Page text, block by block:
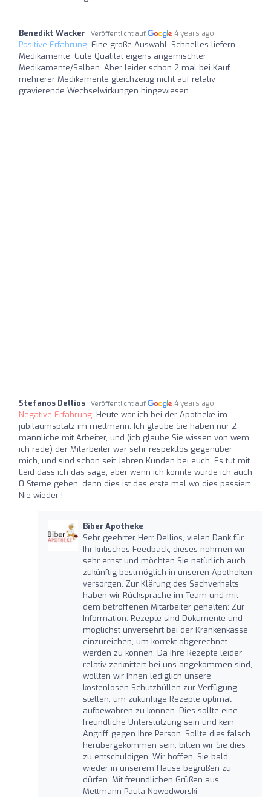
Benedikt Wacker Veröffentlicht auf 4 years ago
Positive Erfahrung: Eine große Auswahl. Schnelles liefern
Medikamente. Gute Qualität eigens angemischter
Medikamente/Salben. Aber leider schon 2 mal bei Kauf
mehrerer Medikamente gleichzeitig nicht auf relativ
gravierende Wechselwirkungen hingewiesen.
Stefanos Dellios Veröffentlicht auf 4 years ago
Negative Erfahrung: Heute war ich bei der Apotheke im
jubiläumsplatz im mettmann. Ich glaube Sie haben nur 2
männliche mit Arbeiter, und (ich glaube Sie wissen von wem
ich rede) der Mitarbeiter war sehr respektlos gegenüber
mich, und sind schon seit Jahren Kunden bei euch. Es tut mit
Leid dass ich das sage, aber wenn ich könnte würde ich auch
0 Sterne geben, denn dies ist das erste mal wo dies passiert.
Nie wieder !
Biber Apotheke
Sehr geehrter Herr Dellios, vielen Dank für
Ihr kritisches Feedback, dieses nehmen wir
sehr ernst und möchten Sie natürlich auch
zukünftig bestmöglich in unseren Apotheken
versorgen. Zur Klärung des Sachverhalts
haben wir Rücksprache im Team und mit
dem betroffenen Mitarbeiter gehalten: Zur
Information: Rezepte sind Dokumente und
möglichst unversehrt bei der Krankenkasse
einzureichen, um korrekt abgerechnet
werden zu können. Da Ihre Rezepte leider
relativ zerknittert bei uns angekommen sind,
wollten wir Ihnen lediglich unsere
kostenlosen Schutzhüllen zur Verfügung
stellen, um zukünftige Rezepte optimal
aufbewahren zu können. Dies sollte eine
freundliche Unterstützung sein und kein
Angriff gegen Ihre Person. Sollte dies falsch
herübergekommen sein, bitten wir Sie dies
zu entschuldigen. Wir hoffen, Sie bald
wieder in unserem Hause begrüßen zu
dürfen. Mit freundlichen Grüßen aus
Mettmann Paula Nowodworski